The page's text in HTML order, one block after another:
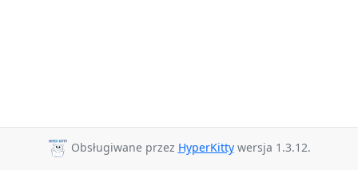
Obsługiwane przez HyperKittywersja 1.3.12.